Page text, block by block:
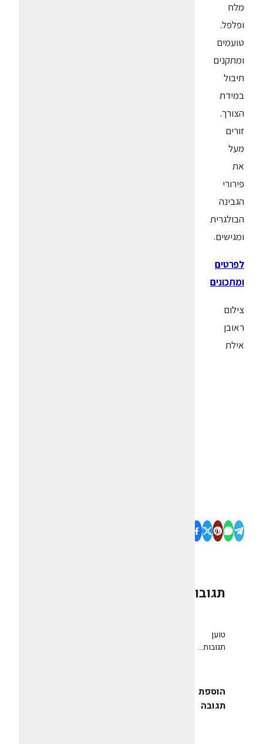
מלח
ופלפל.
טועמים
ומתקנים
תיבול
במידת
הצורך.
זורים
מעל
את
פירורי
הגבינה
הבולגרית
ומגישים.
לפרטים
ומתכונים
צילום
ראובן
אילת
תגובות
טוען
תגובות...
הוספת
תגובה